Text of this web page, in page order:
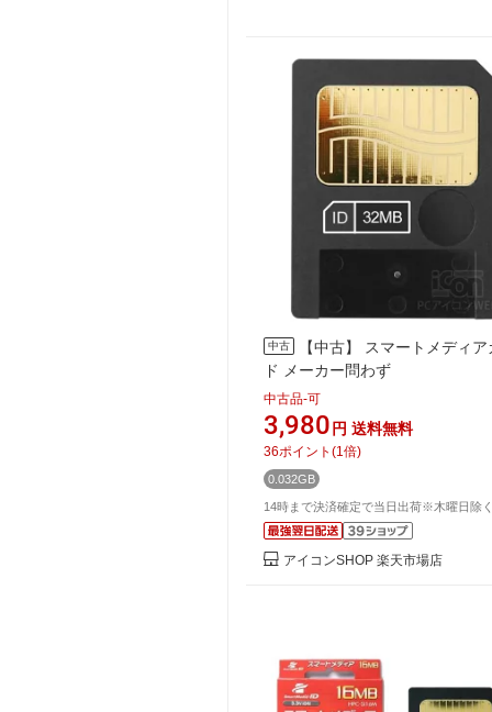
中古
【中古】 スマートメディア
ド メーカー問わず
中古品-可
3,980 円 送料無料
36ポイント (1 倍)
0.032GB
14時まで決済確定で当日出荷※木曜日除
アイコンSHOP 楽天市場店